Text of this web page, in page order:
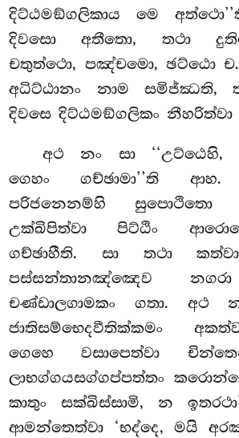
දිට්ඨමඞ්ගලිකාය මෙ
දිවසො අතීතො, තථා
චතුත්ථො, පඤ්චමො, ඡට්ඨො ච.
අධිට්ඨානං නාම සමිජ්ඣති,
දිවසෙ දිට්ඨමඞ්ගලිකං නීහරිත්වා
අථ නං සා ‘‘උට්ඨෙහි,
ගෙහං ගච්ඡාමා’’ති
පරිජනෙනම්හි සුපොථිතො
උක්ඛිපිත්වා පිට්ඨිං
ගච්ඡාහීති. සා තථා
පස්සන්තානඤ්ඤෙව
චණ්ඩාලගාමකං ගතා. අථ
ජාතිසම්භෙදවීතික්කමං
ගෙහෙ වසාපෙත්වා
ලාභග්ගයසග්ගප්පත්තං
කාතුං සක්ඛිස්සාමි, න
ආමන්තෙත්වා ‘භද්දෙ, මයි